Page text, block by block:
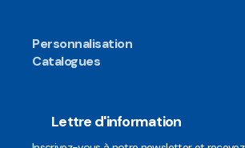
Personnalisation
Catalogues
Lettre d'information